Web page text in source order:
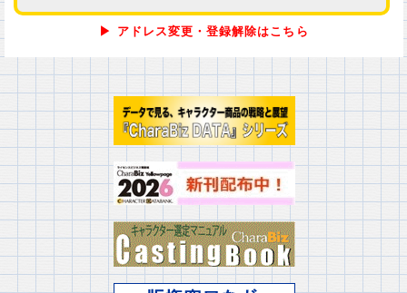
▶ アドレス変更・登録解除はこちら